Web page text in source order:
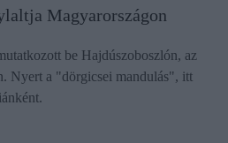
Magyarországon
be Hajdúszoboszlón, az
Nyert a "dörgicsei mandulás", itt